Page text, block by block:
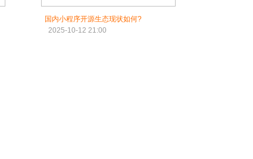
国内小程序开源生态现状如何?
2025-10-12 21:00